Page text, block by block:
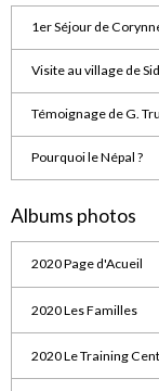
1er Séjour de
Visite au village de
Témoignage de G.
Pourquoi le Népal ?
Albums photos
2020 Page d'Acueil
2020 Les Familles
2020 Le Training